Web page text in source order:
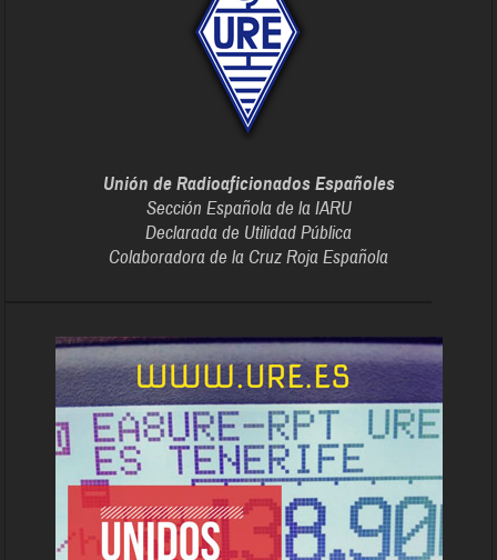
Unión de Radioaficionados Españoles
Sección Española de la IARU
Declarada de Utilidad Pública
Colaboradora de la Cruz Roja Española